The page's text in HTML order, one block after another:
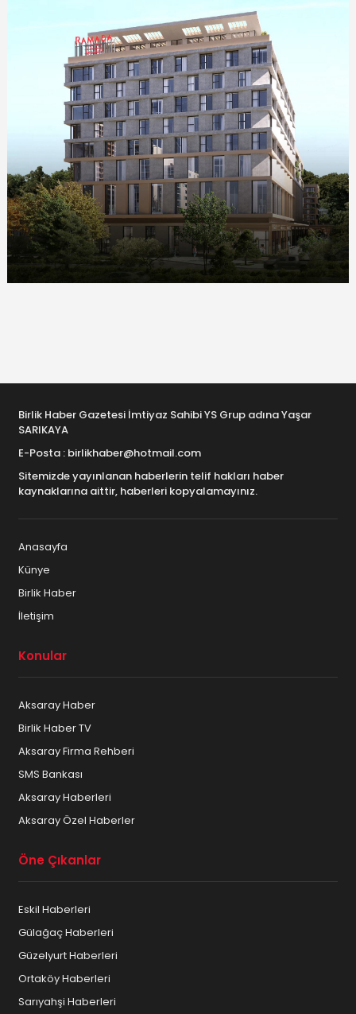
Birlik Haber Gazetesi İmtiyaz Sahibi YS Grup adına Yaşar
SARIKAYA
E-Posta : birlikhaber@hotmail.com
Sitemizde yayınlanan haberlerin telif hakları haber
kaynaklarına aittir, haberleri kopyalamayınız.
Anasayfa
Künye
Birlik Haber
İletişim
Konular
Aksaray Haber
Birlik Haber TV
Aksaray Firma Rehberi
SMS Bankası
Aksaray Haberleri
Aksaray Özel Haberler
Öne Çıkanlar
Eskil Haberleri
Gülağaç Haberleri
Güzelyurt Haberleri
Ortaköy Haberleri
Sarıyahşi Haberleri